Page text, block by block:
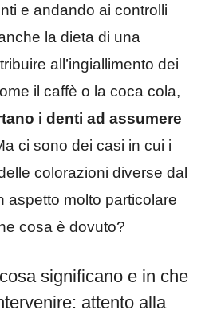
e andando ai controlli
la dieta di una
all’ingiallimento dei
il caffè o la coca cola,
i denti ad assumere
ci sono dei casi in cui i
colorazioni diverse dal
aspetto molto particolare
cosa è dovuto?
significano e in che
attento alla